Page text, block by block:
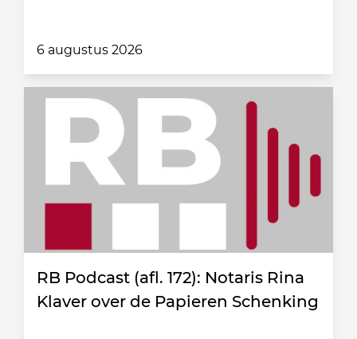
6 augustus 2026
RB Podcast (afl. 172): Notaris Rina
Klaver over de Papieren Schenking